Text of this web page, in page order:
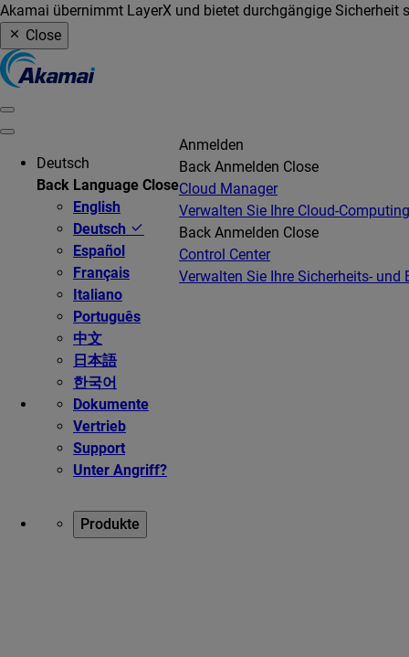
Akamai übernimmt LayerX und bietet durchgängige Sicherheit
Close
Deutsch
Back Language Close
English
Deutsch
Español
Français
Italiano
Português
中文
日本語
한국어
Dokumente
Vertrieb
Support
Unter Angriff?
Anmelden
Back Anmelden Close
Cloud Manager
Verwalten Sie Ihre Cloud-
Back Anmelden Close
Control Center
Verwalten Sie Ihre Sicherheits- und
Produkte